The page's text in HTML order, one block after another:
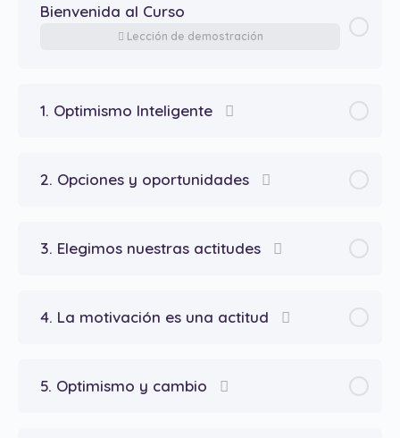
Bienvenida al Curso
Lección de demostración
1. Optimismo Inteligente
2. Opciones y oportunidades
3. Elegimos nuestras actitudes
4. La motivación es una actitud
5. Optimismo y cambio